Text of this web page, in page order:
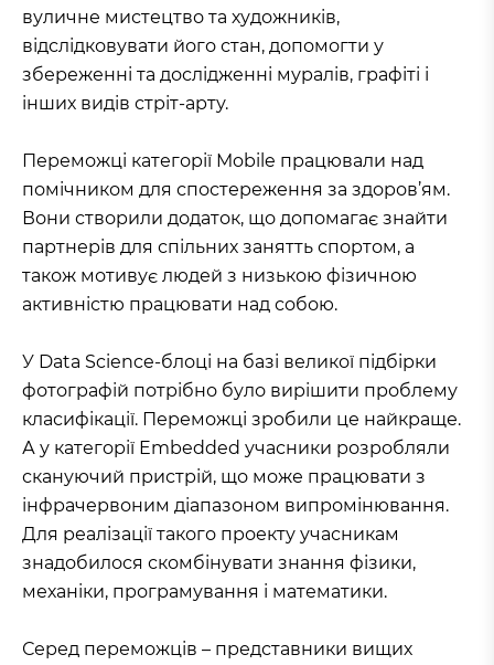
вуличне мистецтво та художників,
відслідковувати його стан, допомогти у
збереженні та дослідженні муралів, графіті і
інших видів стріт-арту.
Переможці категорії Mobile працювали над
помічником для спостереження за здоров’ям.
Вони створили додаток, що допомагає знайти
партнерів для спільних занятть спортом, а
також мотивує людей з низькою фізичною
активністю працювати над собою.
У Data Science-блоці на базі великої підбірки
фотографій потрібно було вирішити проблему
класифікації. Переможці зробили це найкраще.
А у категорії Embedded учасники розробляли
скануючий пристрій, що може працювати з
інфрачервоним діапазоном випромінювання.
Для реалізації такого проекту учасникам
знадобилося скомбінувати знання фізики,
механіки, програмування і математики.
Серед переможців – представники вищих